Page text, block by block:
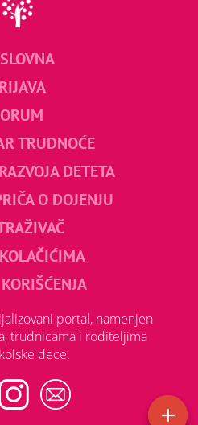
TRUDNOĆE
DETETA
O DOJENJU
portal, namenjen
trudnicama i roditeljima
dece.